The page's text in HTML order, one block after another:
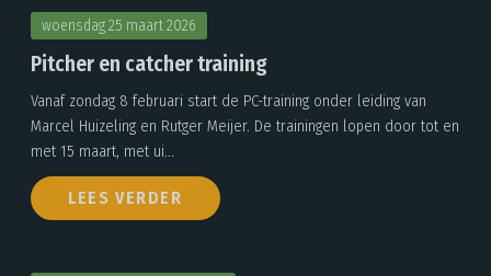
woensdag 25 maart 2026
Pitcher en catcher training
Vanaf zondag 8 februari start de PC-training onder leiding van
Marcel Huizeling en Rutger Meijer. De trainingen lopen door tot en
met 15 maart, met ui...
LEES VERDER